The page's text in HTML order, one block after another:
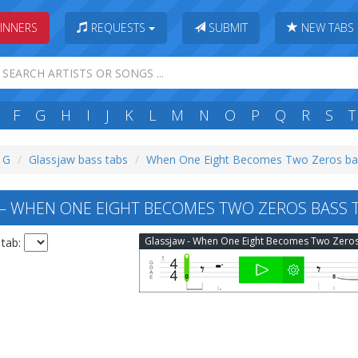
REQUESTS SUBMIT NEW TABS
F G H I J K L M N O P Q R S T
Glassjaw bass tabs When One Eight Becomes Two Zeros
WHEN ONE EIGHT BECOMES TWO ZEROS BASS